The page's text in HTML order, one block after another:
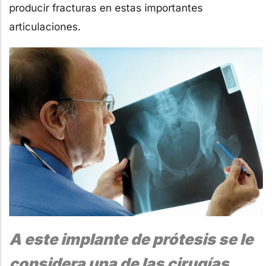
producir fracturas en estas importantes
articulaciones.
A este implante de prótesis se le